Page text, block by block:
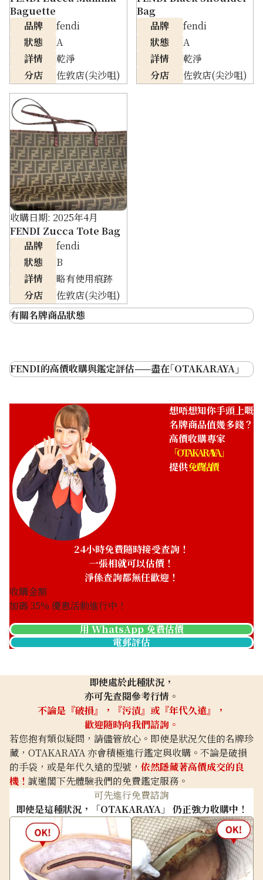
Baguette
品牌
fendi
狀態
A
詳情
乾淨
分店
佐敦店(尖沙咀)
Bag
品牌
fendi
狀態
A
詳情
乾淨
分店
佐敦店(尖沙咀)
收購日期: 2025年4月
FENDI Zucca Tote Bag
品牌
fendi
狀態
B
詳情
略有使用痕跡
分店
佐敦店(尖沙咀)
有關名牌商品狀態
A 乾淨
沒有明顯損壞或污漬的狀態
B 略有使用痕跡
有使用過的痕跡，如刮痕或污漬
C 使用感明顯
有大面積污漬、帶子破裂或袋口損壞
等影響使用的狀態
FENDI的高價收購與鑑定評估——盡在｢OTAKARAYA｣
想唔想知你手頭上嘅
名牌商品值幾多錢？
高價收購專家
「OTAKARAYA」
提供免費估價
24小時免費隨時接受查詢！
一張相就可以估價！
淨係查詢都無任歡迎！
收購金額
加碼35% 優惠活動進行中！
用 WhatsApp 免費估價
電郵評估
即使處於此種狀況，
亦可先查閱參考行情。
不論是『破損』，『污漬』或『年代久遠』，
歡迎隨時向我們諮詢。
若您抱有類似疑問，請儘管放心。即使是狀況欠佳的名牌珍
藏，OTAKARAYA 亦會積極進行鑑定與收購。不論是破損
的手袋，或是年代久遠的型號， 依然隱藏著高價成交的良
機！ 誠邀閣下先體驗我們的免費鑑定服務。
可先進行免費諮詢
即使是這種狀況，「OTAKARAYA」 仍正強力收購中！